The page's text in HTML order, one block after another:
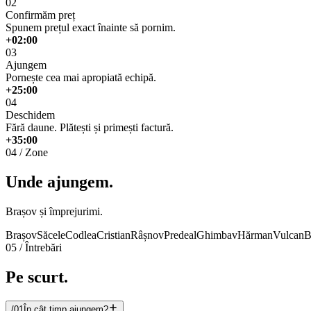
02
Confirmăm preț
Spunem prețul exact înainte să pornim.
+02:00
03
Ajungem
Pornește cea mai apropiată echipă.
+25:00
04
Deschidem
Fără daune. Plătești și primești factură.
+35:00
04 / Zone
Unde ajungem.
Brașov și împrejurimi.
BrașovSăceleCodleaCristianRâșnovPredealGhimbavHărmanVulcan
05 / Întrebări
Pe scurt.